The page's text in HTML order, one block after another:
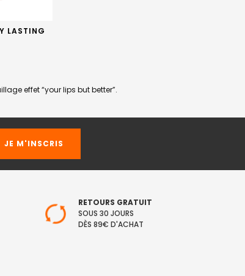
LASTING
effet “your lips but better”.
RETOURS GRATUIT
SOUS 30 JOURS
DÈS 89€ D'ACHAT